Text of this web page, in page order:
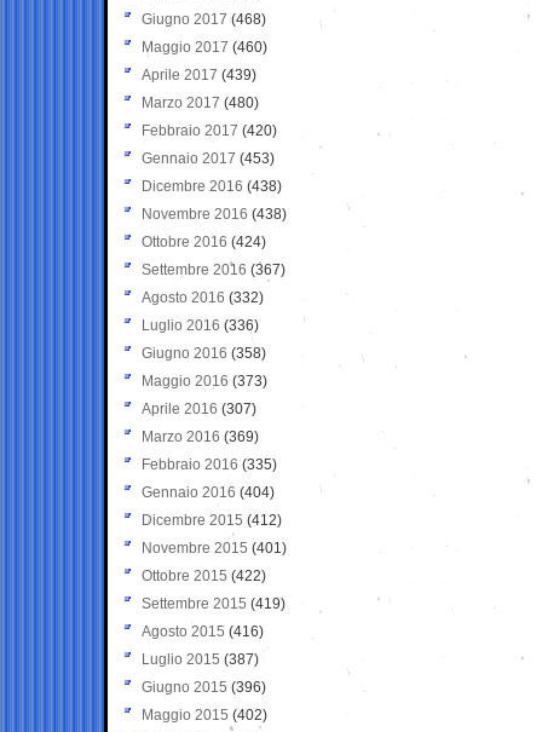
Giugno 2017 (468)
Maggio 2017 (460)
Aprile 2017 (439)
Marzo 2017 (480)
Febbraio 2017 (420)
Gennaio 2017 (453)
Dicembre 2016 (438)
Novembre 2016 (438)
Ottobre 2016 (424)
Settembre 2016 (367)
Agosto 2016 (332)
Luglio 2016 (336)
Giugno 2016 (358)
Maggio 2016 (373)
Aprile 2016 (307)
Marzo 2016 (369)
Febbraio 2016 (335)
Gennaio 2016 (404)
Dicembre 2015 (412)
Novembre 2015 (401)
Ottobre 2015 (422)
Settembre 2015 (419)
Agosto 2015 (416)
Luglio 2015 (387)
Giugno 2015 (396)
Maggio 2015 (402)